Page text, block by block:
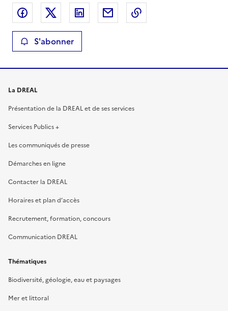
Partager sur Facebook
Partager sur XPartager sur LinkedIn
Partager par email
S'abonner
La DREAL
Présentation de la DREAL et de ses services
Services Publics +
Les communiqués de presse
Démarches en ligne
Contacter la DREAL
Horaires et plan d’accès
Recrutement, formation, concours
Communication DREAL
Thématiques
Biodiversité, géologie, eau et paysages
Mer et littoral